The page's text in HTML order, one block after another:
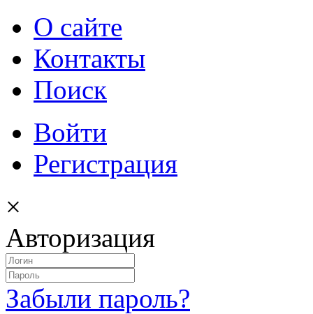
О сайте
Контакты
Поиск
Войти
Регистрация
×
Авторизация
Забыли пароль?